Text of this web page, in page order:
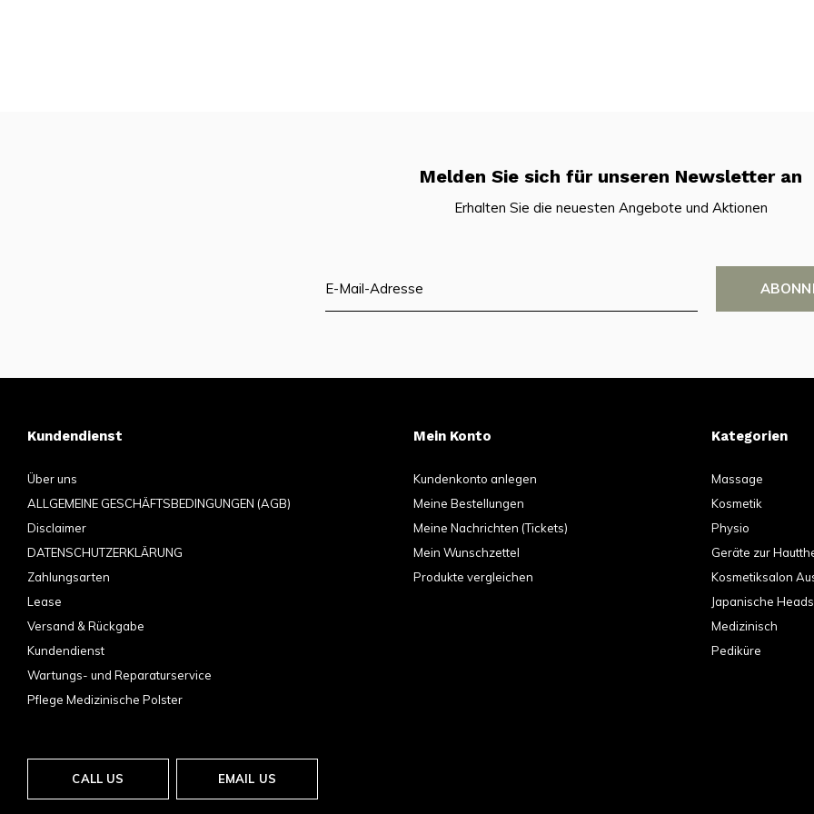
Melden Sie sich für unseren Newsletter an
Erhalten Sie die neuesten Angebote und Aktionen
Kundendienst
Über uns
ALLGEMEINE GESCHÄFTSBEDINGUNGEN (AGB)
Disclaimer
DATENSCHUTZERKLÄRUNG
Zahlungsarten
Lease
Versand & Rückgabe
Kundendienst
Wartungs- und Reparaturservice
Pflege Medizinische Polster
Mein Konto
Kundenkonto anlegen
Meine Bestellungen
Meine Nachrichten (Tickets)
Mein Wunschzettel
Produkte vergleichen
Kategorien
Massage
Kosmetik
Physio
Geräte zur
Kosmetiksalon
Japanische
Medizinisch
Pediküre
CALL US EMAIL US